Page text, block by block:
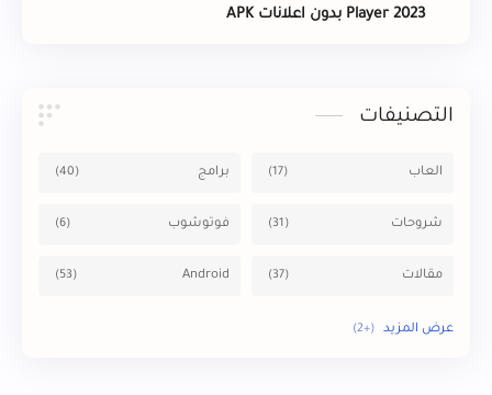
Player 2023 بدون اعلانات APK
التصنيفات
العاب برامج
شروحات فوتوشوب
مقالات Android
Mac